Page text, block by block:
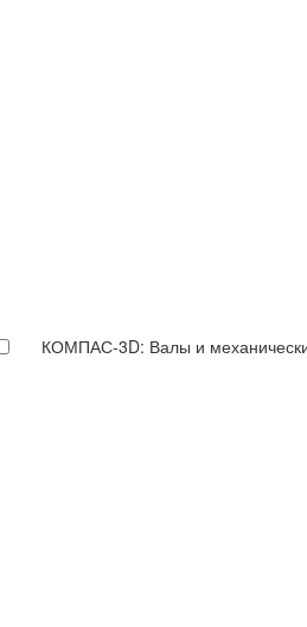
КОМПАС-3D: Валы и